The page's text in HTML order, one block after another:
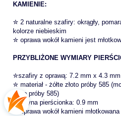
KAMIENIE:
✮ 2 naturalne szafiry: okrągły,
kolorze niebieskim
✮ oprawa wokół kamieni jest
PRZYBLIŻONE WYMIARY
✮szafiry z oprawą: 7.2 mm x 4.3 mm
✮ materiał - żółte złoto próby 585
złoto próby 585)
✮ szyna pierścionka: 0.9 mm
✮ oprawa wokół kamieni młotkowana